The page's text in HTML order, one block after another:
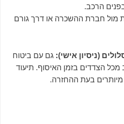
הרכב.
מול חברת ההשכרה או דרך גורם
(ניסיון אישי): גם עם ביטוח
הצדדים בזמן האיסוף. תיעוד
מיותרים בעת ההחזרה.